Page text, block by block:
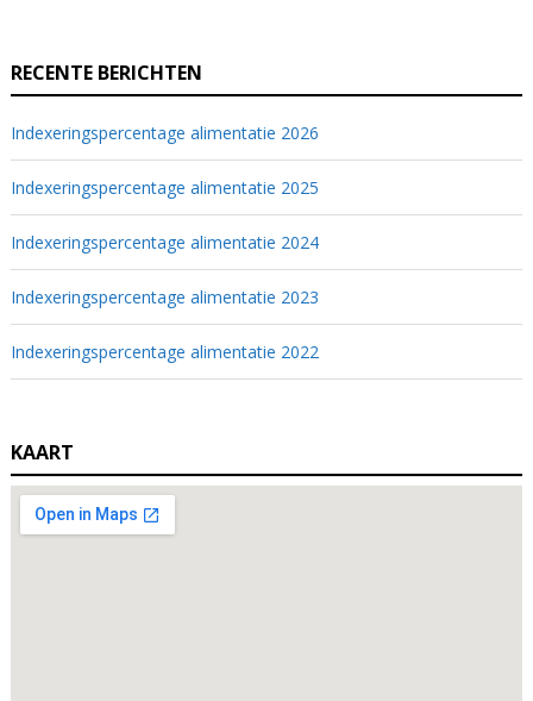
RECENTE BERICHTEN
Indexeringspercentage alimentatie 2026
Indexeringspercentage alimentatie 2025
Indexeringspercentage alimentatie 2024
Indexeringspercentage alimentatie 2023
Indexeringspercentage alimentatie 2022
KAART